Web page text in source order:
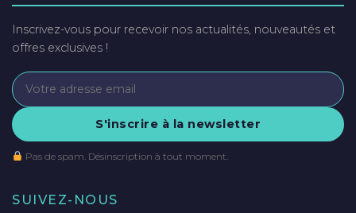
Inscrivez-vous pour recevoir nos actualités, nouveautés et
offres exclusives !
S'inscrire à la newsletter
Pas de spam. Désinscription à tout moment.
SUIVEZ-NOUS